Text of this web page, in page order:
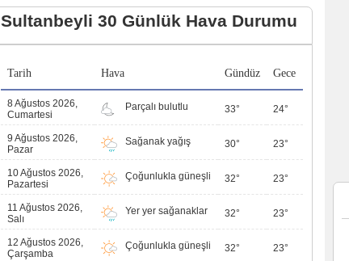
Sultanbeyli 30 Günlük Hava Durumu
Tarih Hava Gündüz Gece
8 Ağustos 2026,
Cumartesi
Parçalı bulutlu 33° 24°
9 Ağustos 2026,
Pazar
Sağanak yağış 30° 23°
10 Ağustos 2026,
Pazartesi
Çoğunlukla güneşli 32° 23°
11 Ağustos 2026,
Salı
Yer yer sağanaklar 32° 23°
12 Ağustos 2026,
Çarşamba
Çoğunlukla güneşli 32° 23°